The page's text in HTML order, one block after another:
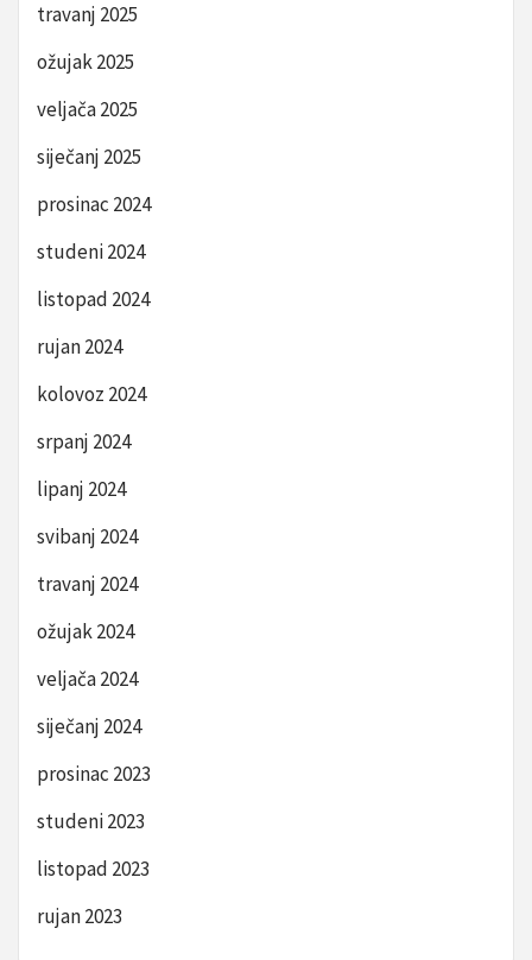
travanj 2025
ožujak 2025
veljača 2025
siječanj 2025
prosinac 2024
studeni 2024
listopad 2024
rujan 2024
kolovoz 2024
srpanj 2024
lipanj 2024
svibanj 2024
travanj 2024
ožujak 2024
veljača 2024
siječanj 2024
prosinac 2023
studeni 2023
listopad 2023
rujan 2023